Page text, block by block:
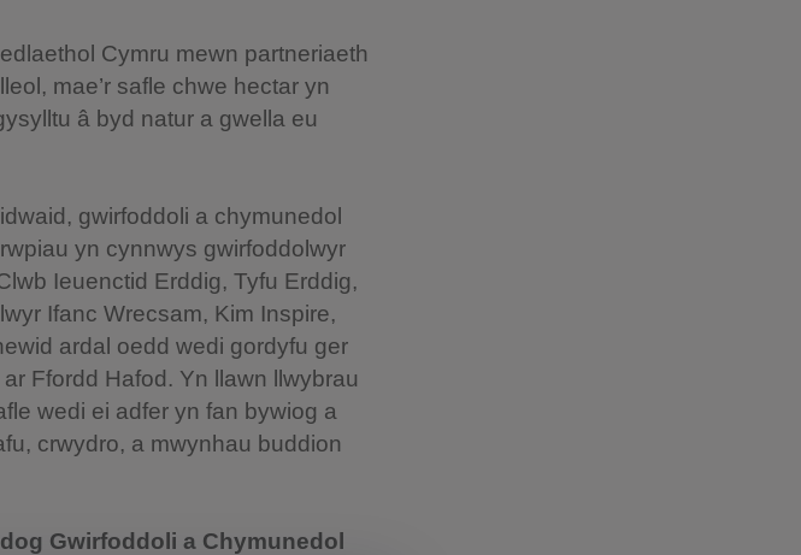
Cymru mewn partneriaeth
mae’r safle chwe hectar yn
â byd natur a gwella eu
gwirfoddoli a chymunedol
yn cynnwys gwirfoddolwyr
Ieuenctid Erddig, Tyfu Erddig,
Ifanc Wrecsam, Kim Inspire,
ardal oedd wedi gordyfu ger
Ffordd Hafod. Yn llawn llwybrau
wedi ei adfer yn fan bywiog a
crwydro, a mwynhau buddion
Gwirfoddoli a Chymunedol